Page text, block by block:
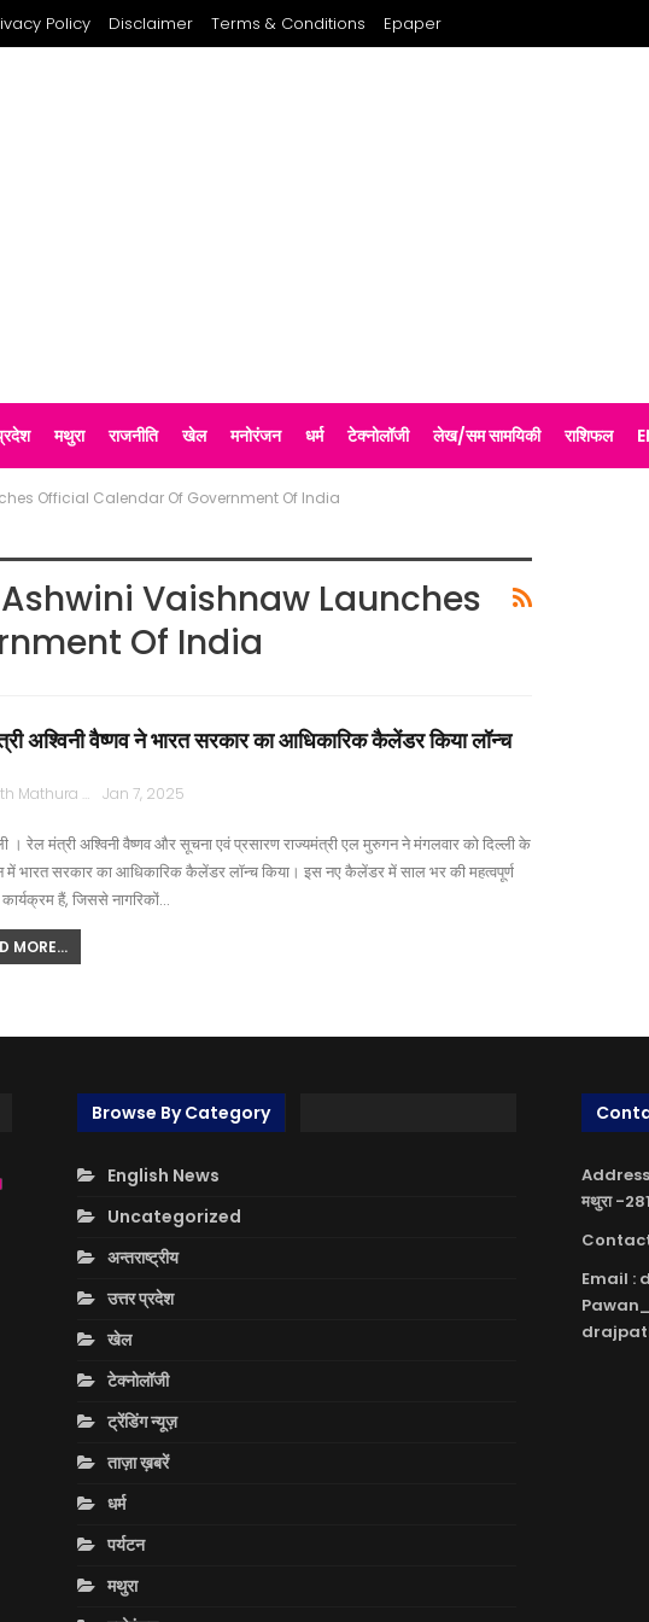
Policy Disclaimer Terms & Conditions Epaper
मथुरा राजनीति खेल मनोरंजन धर्म टेक्नोलॉजी लेख/सम सामयिकी राशिफल
Official Calendar Of Government Of India
Vaishnaw Launches
Of India
अश्विनी वैष्णव ने भारत सरकार का आधिकारिक कैलेंडर किया लॉन्च
Rajpath Mathura Jan 7, 2025
। रेल मंत्री अश्विनी वैष्णव और सूचना एवं प्रसारण राज्यमंत्री एल मुरुगन ने मंगलवार को दिल्ली के
में भारत सरकार का आधिकारिक कैलेंडर लॉन्च किया। इस नए कैलेंडर में साल भर की महत्वपूर्ण
कार्यक्रम हैं, जिससे नागरिकों…
MORE...
Browse By Category
English News
Uncategorized
अन्तराष्ट्रीय
उत्तर प्रदेश
खेल
टेक्नोलॉजी
ट्रेंडिंग न्यूज़
ताज़ा ख़बरें
धर्म
पर्यटन
मथुरा
Address
मथुरा -
Email :